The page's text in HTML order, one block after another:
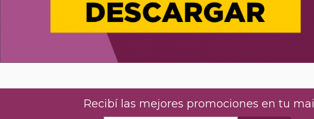
Recibí las mejores promociones en tu mail